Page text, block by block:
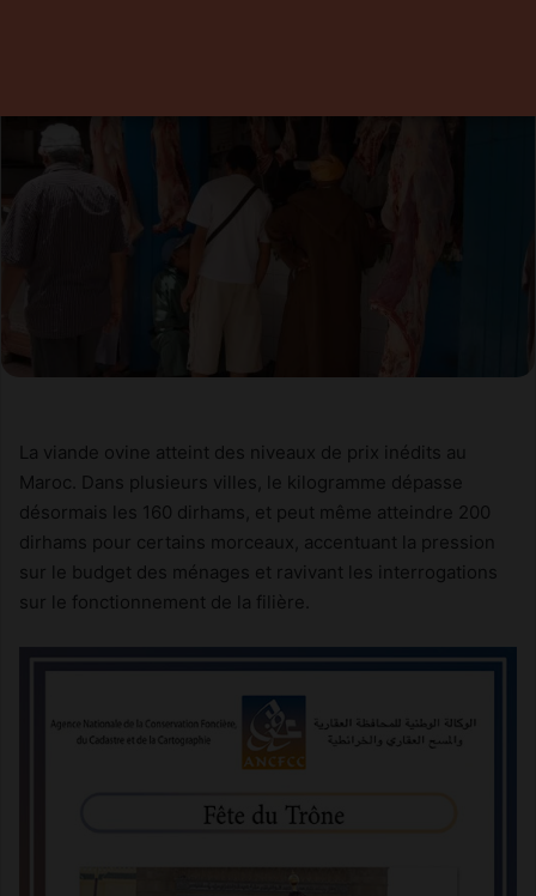
La viande ovine atteint des niveaux de prix inédits au
Maroc. Dans plusieurs villes, le kilogramme dépasse
désormais les 160 dirhams, et peut même atteindre 200
dirhams pour certains morceaux, accentuant la pression
sur le budget des ménages et ravivant les interrogations
sur le fonctionnement de la filière.